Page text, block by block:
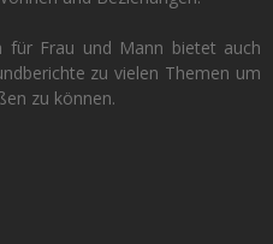
für Frau und Mann bietet auch
zu vielen Themen um
zu können.